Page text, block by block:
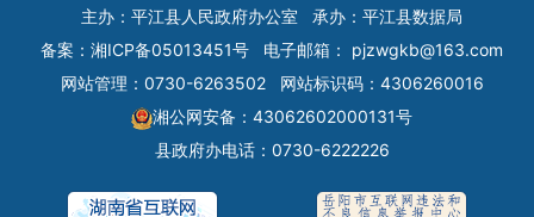
主办：平江县人民政府办公室
承办：平江县数据局
备案： 湘ICP备05013451号 电子邮箱： pjzwgkb@163.com
网站管理：0730-6263502
网站标识码：4306260016
湘公网安备：43062602000131号
县政府办电话：0730-6222226